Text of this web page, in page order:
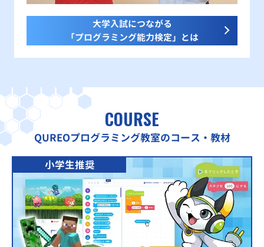
大学入試につながる
「プログラミング能力検定」とは
COURSE
QUREOプログラミング教室のコース・教材
小学生推奨